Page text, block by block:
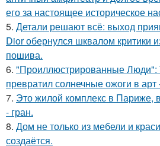
его за настоящее историческое
5. Детали решают всё: выход
Dior обернулся шквалом критики
пошива.
6. "Проиллюстрированные Люди":
превратил солнечные ожоги в арт
7. Это жилой комплекс в Париже,
- гран.
8. Дом не только из мебели и
создаётся.